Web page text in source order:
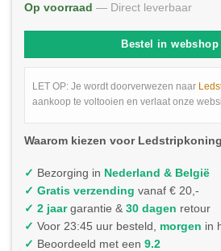
Op voorraad — Direct leverbaar
Bestel in webshop
LET OP: Je wordt doorverwezen naar
aankoop te voltooien en verlaat onze
Waarom kiezen voor
✓ Bezorging in Nederland & België
✓ Gratis verzending vanaf € 20,-
✓ 2 jaargarantie & 30 dagen retour
✓ Voor 23:45 uur besteld, morgen in
✓ Beoordeeld met een 9.2